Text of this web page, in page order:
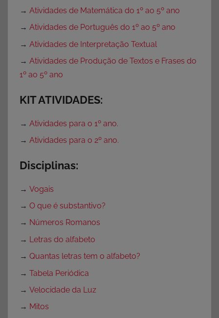
→ Atividades de Matemática do 1º ao 5º ano
→ Atividades de Português do 1º ao 5º ano
→ Atividades de Interpretação Textual
→ Atividades de Produção de Textos e Frases do
1º ao 5º ano
KIT ATIVIDADES:
→ Atividades para o 1º ano.
→ Atividades para o 2º ano.
Disciplinas:
→ Vogais
→ O que é substantivo?
→ Números Romanos
→ Letras do alfabeto
→ Quantas letras tem o alfabeto?
→ Tabela Periódica
→ Velocidade da Luz
→ Mitos